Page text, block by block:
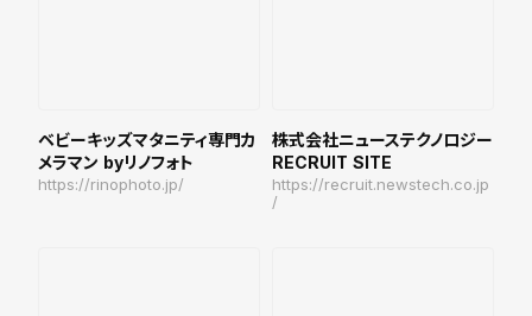
ベビーキッズマタニティ専門カ
メラマン byリノフォト
https://rinophoto.jp/
株式会社ニューステクノロジー
RECRUIT SITE
https://recruit.newstech.co.jp
/